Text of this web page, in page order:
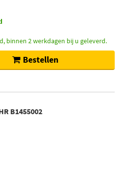
binnen 2 werkdagen bij u geleverd.
Bestellen
B1455002